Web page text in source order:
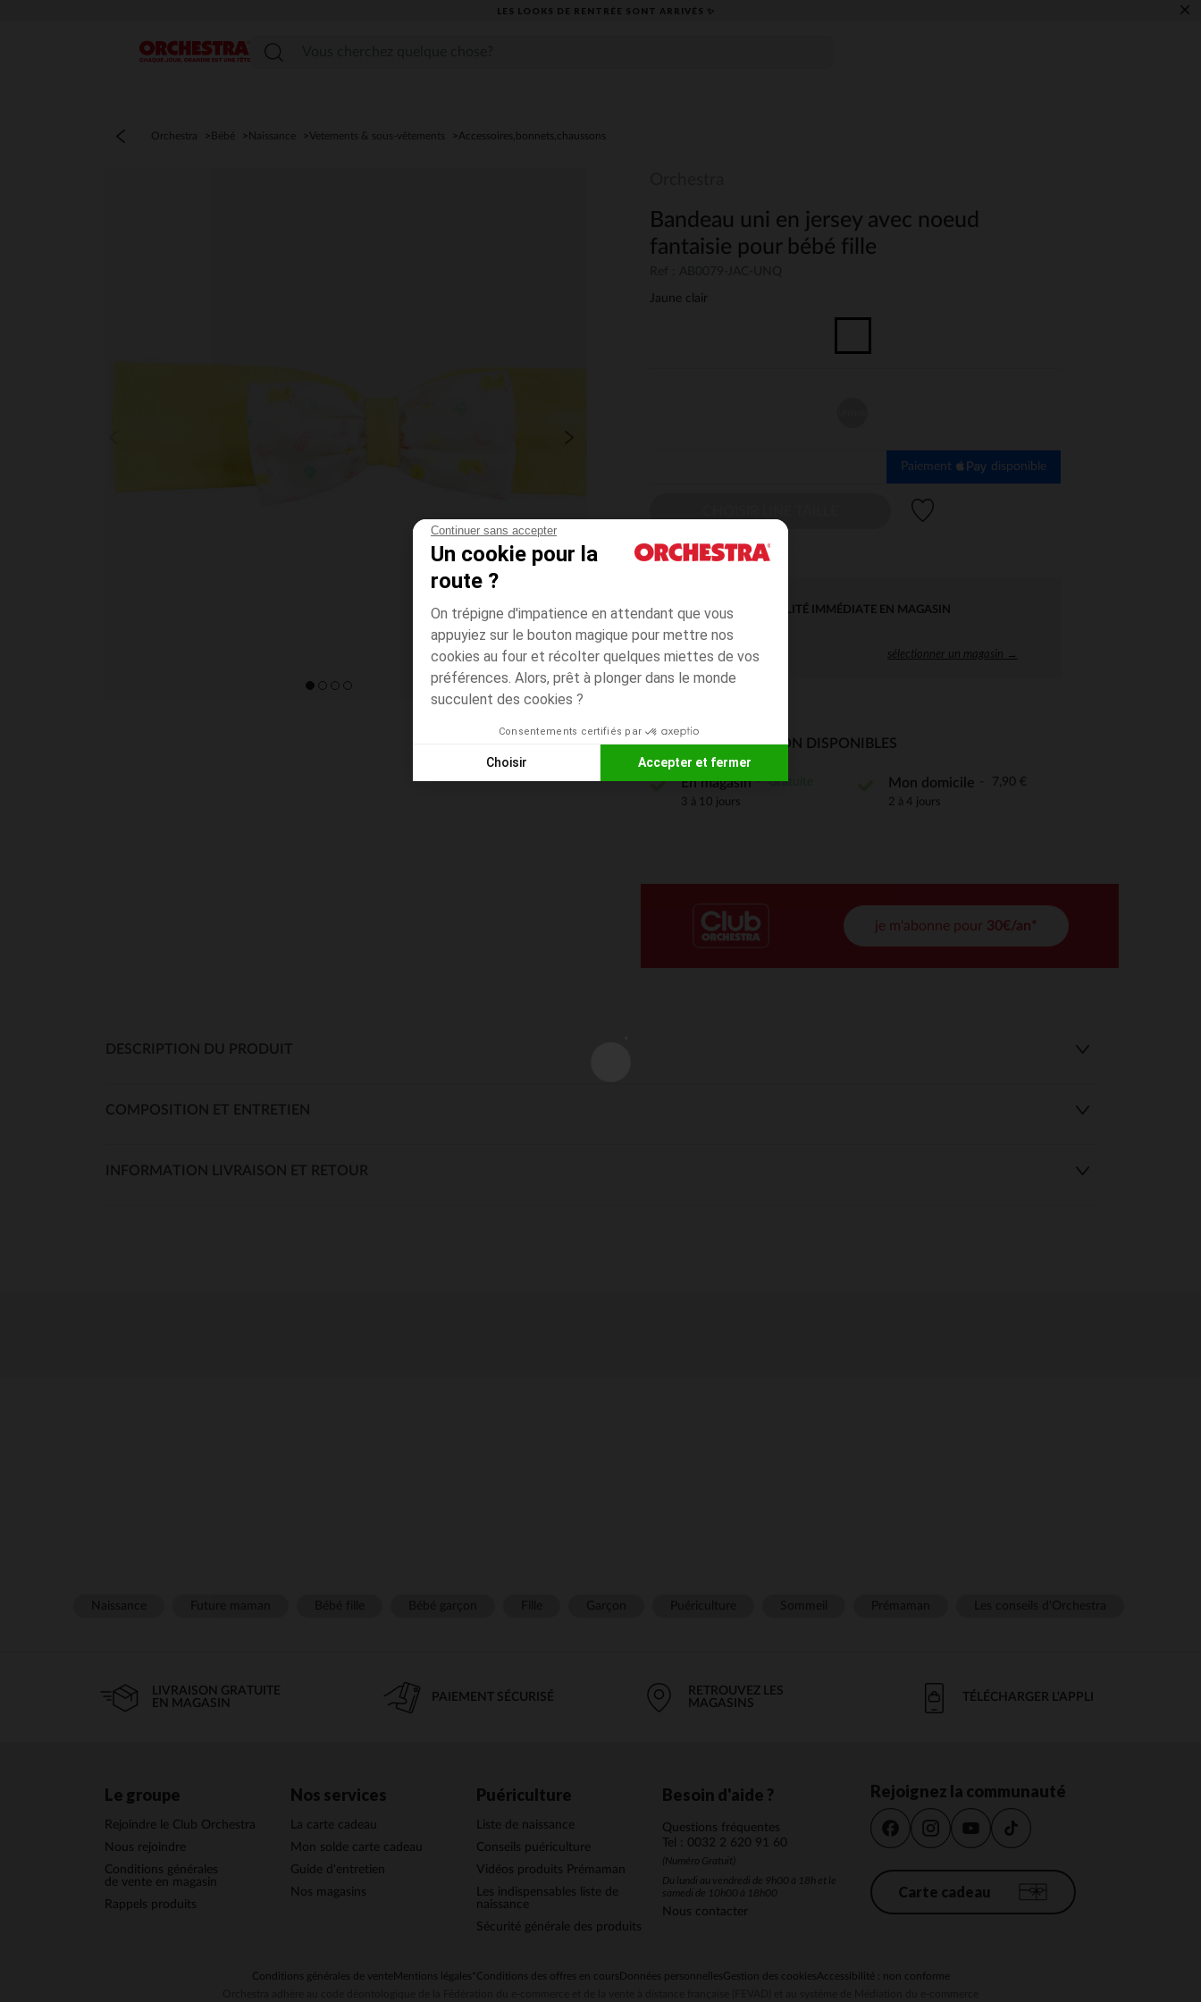
Continuer sans accepter
Un cookie pour la
route ?
On trépigne d'impatience en attendant que vous
appuyiez sur le bouton magique pour mettre nos
cookies au four et récolter quelques miettes de vos
préférences. Alors, prêt à plonger dans le monde
succulent des cookies ?
Consentements certifiés par
Choisir Accepter et fermer
Plateforme de Gestion du Consentement : Personnalisez vos Options
LES LOOKS DE RENTRÉE SONT ARRIVÉS ✨ ×
Menu
Orchestra Bébé Naissance Vetements & sous-vêtements Accessoires,bonnets,chaussons
Bandeau uni en jersey avec noeud
fantaisie pour bébé fille
Jaune clair
Paiement disponible
DISPONIBILITÉ IMMÉDIATE EN MAGASIN
sélectionner un magasin →
MODES DE LIVRAISON DISPONIBLES
En magasin Gratuite
3 à 10 jours
Mon domicile 7,90 €
2 à 4 jours
je m'abonne pour 30€/an*
DESCRIPTION DU PRODUIT
COMPOSITION ET ENTRETIEN
INFORMATION LIVRAISON ET RETOUR
LIVRAISON GRATUITE
EN MAGASIN
PAIEMENT SÉCURISÉ
RETROUVEZ LES
MAGASINS
TÉLÉCHARGER L'APPLI
Le groupe
Rejoindre le Club Orchestra
Nous rejoindre
Conditions générales
de vente en magasin
Rappels produits
Nos services
La carte cadeau
Mon solde carte cadeau
Guide d'entretien
Nos magasins
Puériculture
Liste de naissance
Conseils puériculture
Vidéos produits Prémaman
Les indispensables liste de
naissance
Sécurité générale des produits
Besoin d'aide ?
Questions fréquentes
Tel : 0032 2 620 91 60
(Numéro Gratuit)
Du lundi au vendredi de 9h00 à 18h et le
samedi de 10h00 à 18h00
Nous contacter
Rejoignez la communauté
Carte cadeau
Conditions générales de venteMentions légales *Conditions des offres en cours Données personnellesGestion des cookiesAccessibilité : non conforme